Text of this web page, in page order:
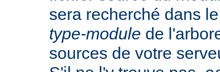
sera recherché dans
type-module de
sources de votre